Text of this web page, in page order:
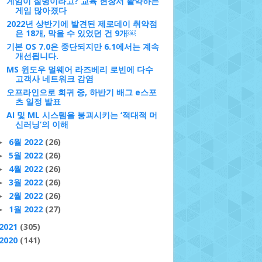
게임 많아졌다
2022년 상반기에 발견된 제로데이 취약점
은 18개, 막을 수 있었던 건 9개￼
기본 OS 7.0은 중단되지만 6.1에서는 계속
개선됩니다.
MS 윈도우 멀웨어 라즈베리 로빈에 다수
고객사 네트워크 감염
오프라인으로 회귀 중, 하반기 배그 e스포
츠 일정 발표
AI 및 ML 시스템을 붕괴시키는 ‘적대적 머
신러닝’의 이해
6월 2022 (26)
5월 2022 (26)
4월 2022 (26)
3월 2022 (26)
2월 2022 (26)
1월 2022 (27)
(305)
(141)